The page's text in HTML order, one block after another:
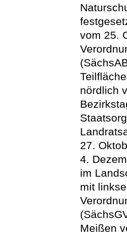
vom 25.
nördlich
27.
4.
im
mit
Meißen